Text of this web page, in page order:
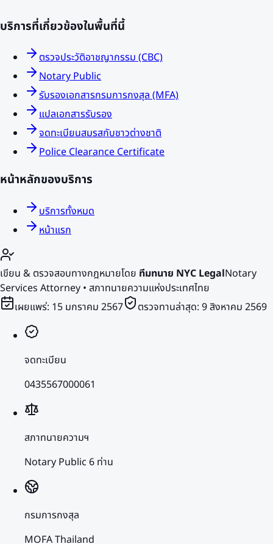
บริการที่เกี่ยวข้องในพื้นที่นี้
ตรวจประวัติอาชญากรรม (CBC)
Notary Public
รับรองเอกสารกรมการกงสุล (MFA)
แปลเอกสารรับรอง
จดทะเบียนสมรสกับชาวต่างชาติ
Police Clearance Certificate
หน้าหลักของบริการ
บริการทั้งหมด
หน้าแรก
เขียน & ตรวจสอบทางกฎหมายโดย ทีมทนาย NYC LegalNotary
Services Attorney • สภาทนายความแห่งประเทศไทย
เผยแพร่: 15 มกราคม 2567 ตรวจทานล่าสุด: 9 สิงหาคม 2569
จดทะเบียน
0435567000061
สภาทนายความฯ
Notary Public 6 ท่าน
กรมการกงสุล
MOFA Thailand